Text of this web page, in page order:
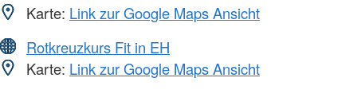
Karte: Link zur Google Maps Ansicht
Rotkreuzkurs Fit in EH
Karte: Link zur Google Maps Ansicht